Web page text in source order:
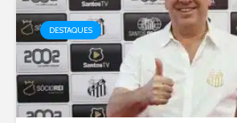
DESTAQUES